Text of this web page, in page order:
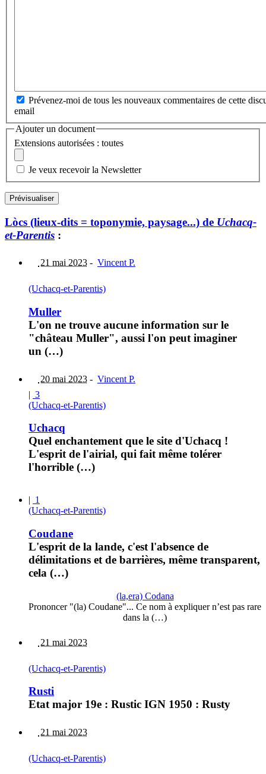
Prévenez-moi de tous les nouveaux commentaires de cette
email
Ajouter un document
Extensions autorisées : toutes
Je veux recevoir la Newsletter
Lòcs (lieux-dits = toponymie, paysage...) de Uchacq-
et-Parentis :
21 mai 2023 - Vincent P.
(Uchacq-et-Parentis)
Muller
L'on ne trouve aucune information sur le
"château Muller", aussi l'on peut imaginer
un (…)
20 mai 2023 - Vincent P.
| 3
(Uchacq-et-Parentis)
Uchacq
Quel enchantement que le site d'Uchacq !
L'esprit de l'airial, qui fait même tolérer
l'horrible (…)
| 1
(Uchacq-et-Parentis)
Coudane
L'esprit de la lande, c'est l'absence de
délimitations et de barrières, même transparent,
cela (…)
(la,era) Codana
Prononcer "(la) Coudane"... Ce nom à expliquer n’est pas rare
dans la (…)
21 mai 2023
(Uchacq-et-Parentis)
Rusti
Etat major 19e : Rustic IGN 1950 : Rusty
21 mai 2023
(Uchacq-et-Parentis)